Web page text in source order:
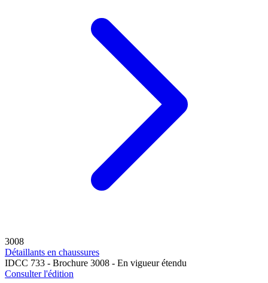
3008
Détaillants en chaussures
IDCC 733 - Brochure 3008 - En vigueur étendu
Consulter l'édition